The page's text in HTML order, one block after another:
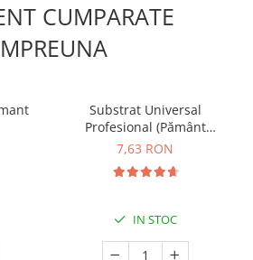
CUMPARATE
Substrat Universal
Profesional (Pământ
Premium) - 5 L
7,63 RON
IN STOC